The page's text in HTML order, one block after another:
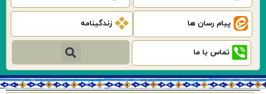
پیام رسان ها زندگینامه
تماس با ما جستجو